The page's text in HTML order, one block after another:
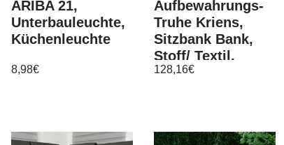
ARIBA 21,
Unterbauleuchte,
Küchenleuchte
8,98€
Aufbewahrungs-
Truhe Kriens,
Sitzbank Bank,
Stoff/ Textil,
45x114x45cm
128,16€